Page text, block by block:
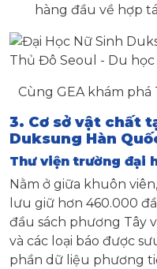
hàng đầu về hợp
Cùng GEA khám
3. Cơ sở vật chất
Duksung Hàn
Thư viện trường đại
Nằm ở giữa khuôn
lưu giữ hơn 460.000
đầu sách phương Tây
và các loại báo được
phần dữ liệu phương